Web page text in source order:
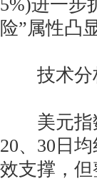
5%)进一步
险”属性凸
技术分
美元指数
20、30日
效支撑，